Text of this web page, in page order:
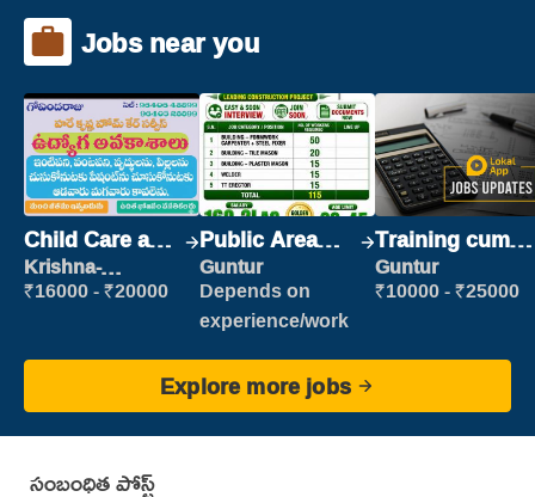
Jobs near you
Child Care and
Patient care
Krishna-
vijayawada
₹16000 - ₹20000
Public Area
Cleaner
Guntur
Depends on
experience/work
Training cum
Placement
Guntur
₹10000 - ₹25000
Explore more jobs
సంబంధిత పోస్ట్